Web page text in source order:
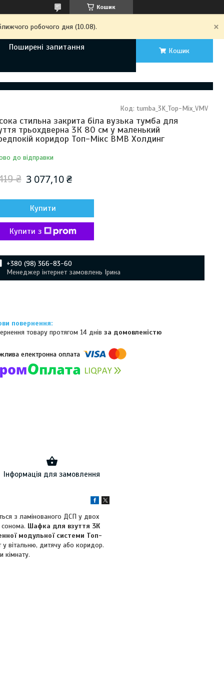
Кошик
робочого дня (10.08).
Поширені запитання Кошик
стильна закрита біла вузька тумба для
трьохдверна 3К 80 см у маленький
коридор Топ-Мікс ВМВ Холдинг
до відправки
Код: tumba_3K_Top-Mix_VMV
₴ 3 077,10 ₴
Купити
Купити з
+380 (98) 366-83-60
Менеджер інтернет замовлень Ірина
товару протягом 14 днівза домовленістю
Інформація для замовлення
з ламінованого ДСП у двох
сонома. Шафка для взуття 3К
модульної системи Топ-
вітальню, дитячу або коридор.
кімнату.